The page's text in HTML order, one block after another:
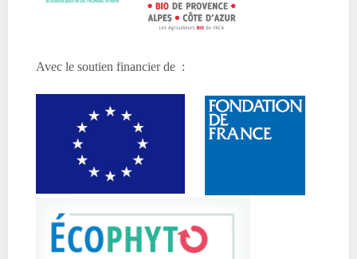
Avec le soutien financier de :